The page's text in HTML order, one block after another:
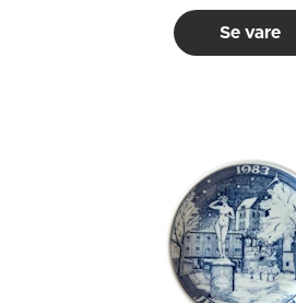
Se vare